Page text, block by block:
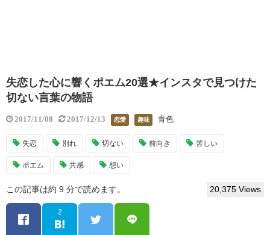
失恋した心に響くポエム20選★インスタで見つけた
切ない言葉の物語
2017/11/08 2017/12/13 恋愛 趣味 青色
失恋 別れ 切ない 前向き 苦しい
ポエム 共感 想い
この記事は約 9 分で読めます。 20,375 Views
2